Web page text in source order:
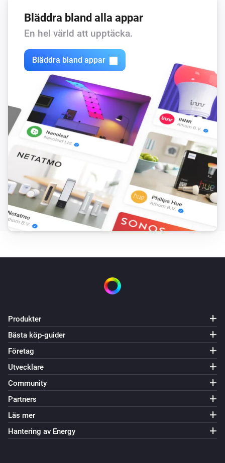
Bläddra bland alla appar
En hel värld att upptäcka.
Bläddra bland appar
Produkter
Bästa köp-guider
Företag
Utvecklare
Community
Partners
Läs mer
Hantering av Energy